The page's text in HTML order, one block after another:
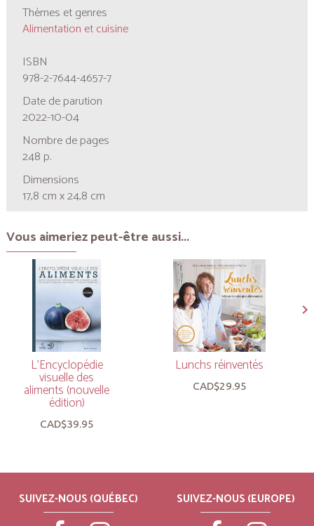
Thèmes et genres
Alimentation et cuisine
ISBN
978-2-7644-4657-7
Date de parution
2022-10-04
Nombre de pages
248 p.
Dimensions
17,8 cm x 24,8 cm
Vous aimeriez peut-être aussi...
L’Encyclopédie
visuelle des
aliments (nouvelle
édition)
CAD$39.95
Lunchs réinventés
CAD$29.95
SUIVEZ-NOUS (QUÉBEC) SUIVEZ-NOUS (EUROPE)